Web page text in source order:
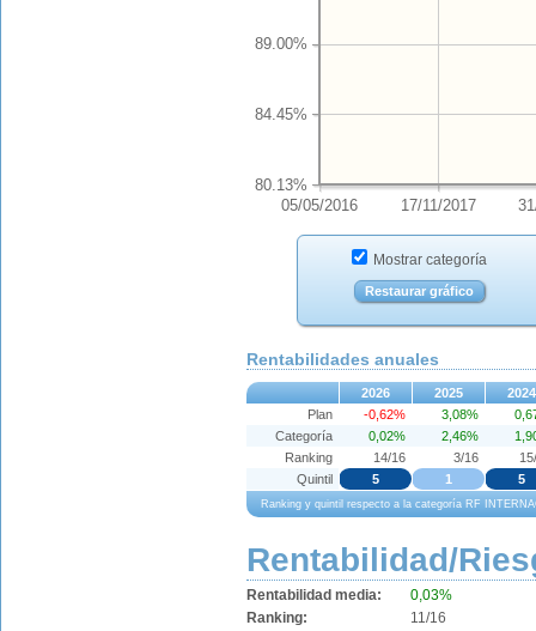
05/05/2016 17/11/2017
80.13%
84.45%
89.00%
Mostrar categoría
Restaurar gráfico
Rentabilidades anuales
2026 2025 2024
Ranking y quintil respecto a la categoría RF
Plan -0,62% 3,08%
Categoría
0,02% 2,46%
Ranking
14/16 3/16
Quintil
5 1 5
Rentabilidad/
Rentabilidad media:
0,03%
Ranking:
11/16